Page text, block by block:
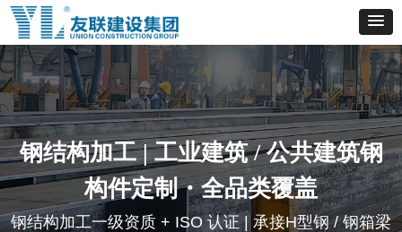
钢结构加工 | 工业建筑 / 公共建筑钢
构件定制・全品类覆盖
钢结构加工一级资质 + ISO 认证 | 承接H型钢 / 钢箱梁